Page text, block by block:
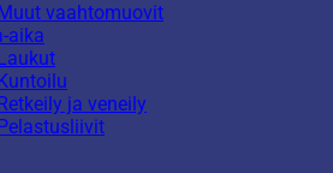
vaahtomuovit
aika
ja veneily